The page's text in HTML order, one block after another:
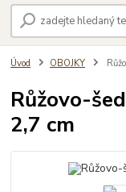
Úvod OBOJKY
Růžovo-
2,7 cm